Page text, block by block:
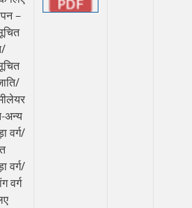
–
अन्य
वर्ग/
वर्ग/
वर्ग